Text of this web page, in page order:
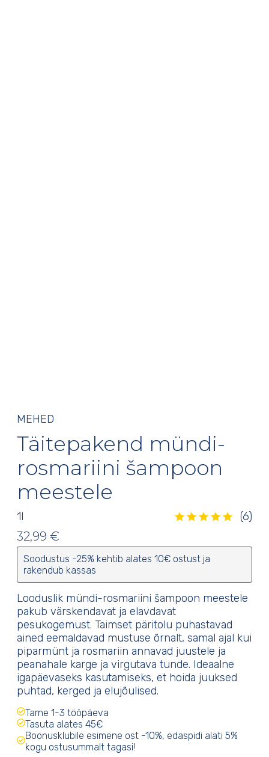
MEHED
Täitepakend mündi-
rosmariini šampoon
meestele
1l Hinnatud5.00/5
6 kliendi
(6)
32,99 €
Soodustus -25% kehtib alates 10€ ostust ja
rakendub kassas
Looduslik mündi-rosmariini šampoon meestele
pakub värskendavat ja elavdavat
pesukogemust. Taimset päritolu puhastavad
ained eemaldavad mustuse õrnalt, samal ajal kui
piparmünt ja rosmariin annavad juustele ja
peanahale karge ja virgutava tunde. Ideaalne
igapäevaseks kasutamiseks, et hoida juuksed
puhtad, kerged ja elujõulised.
Tarne 1-3 tööpäeva
Tasuta alates 45€
Boonusklubile esimene ost -10%, edaspidi alati 5%
kogu ostusummalt tagasi!